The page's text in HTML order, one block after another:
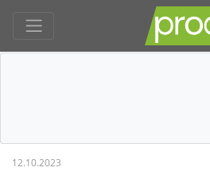
12.10.2023